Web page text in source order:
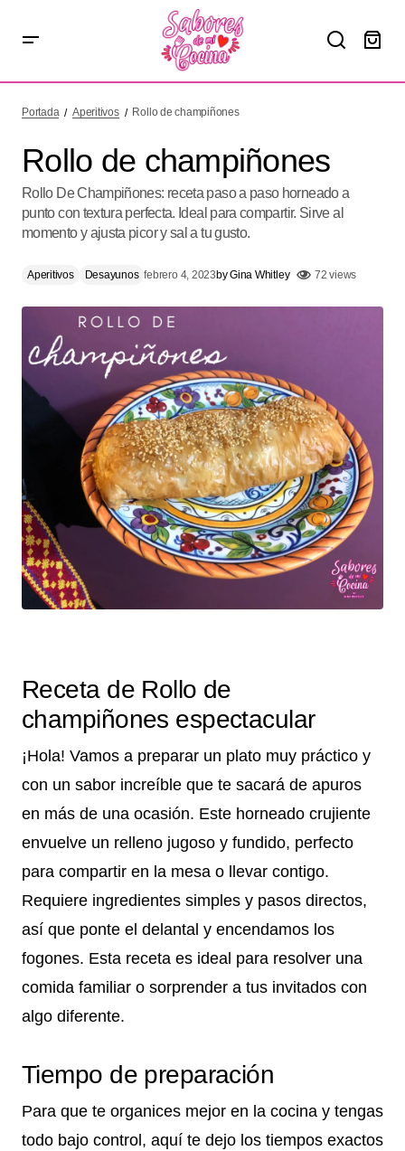
Portada Aperitivos Rollo de champiñones
Rollo de champiñones
Rollo De Champiñones: receta paso a paso horneado a
punto con textura perfecta. Ideal para compartir. Sirve al
momento y ajusta picor y sal a tu gusto.
Aperitivos Desayunos febrero 4, 2023byGina Whitley 72 views
Receta de Rollo de
champiñones espectacular
¡Hola! Vamos a preparar un plato muy práctico y
con un sabor increíble que te sacará de apuros
en más de una ocasión. Este horneado crujiente
envuelve un relleno jugoso y fundido, perfecto
para compartir en la mesa o llevar contigo.
Requiere ingredientes simples y pasos directos,
así que ponte el delantal y encendamos los
fogones. Esta receta es ideal para resolver una
comida familiar o sorprender a tus invitados con
algo diferente.
Tiempo de preparación
Para que te organices mejor en la cocina y tengas
todo bajo control, aquí te dejo los tiempos exactos